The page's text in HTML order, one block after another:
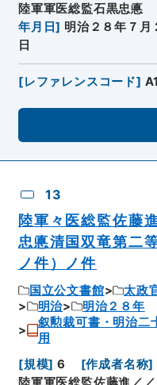
陸軍軍医総監石黒忠悳
年月日] 明治２８年７月
日
[レファレンスコード]
13
陸軍々医総監佐藤
忠悳清国双竜第二
ノ件）ノ件
国立公文書館 太政
明治
明治２８年
叙勲裁可書・明治二
用
[規模] 6 [作成者名称]